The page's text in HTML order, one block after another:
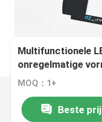
Multifunctionele
onregelmatige
MOQ：1+
Beste